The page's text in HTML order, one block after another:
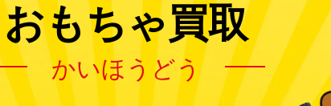
おもちゃ買取
かいほうどう